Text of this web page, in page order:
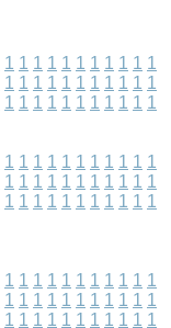
1 1 1 1 1 1 1 1 1 1 1
1 1 1 1 1 1 1 1 1 1 1
1 1 1 1 1 1 1 1 1 1 1
1 1 1 1 1 1 1 1 1 1 1
1 1 1 1 1 1 1 1 1 1 1
1 1 1 1 1 1 1 1 1 1 1
1 1 1 1 1 1 1 1 1 1 1
1 1 1 1 1 1 1 1 1 1 1
1 1 1 1 1 1 1 1 1 1 1